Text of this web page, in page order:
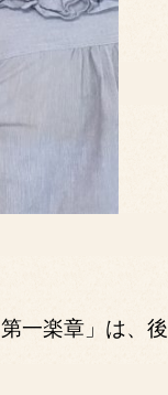
一楽章」は、後